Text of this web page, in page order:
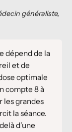
généraliste,
dépend de la
et de
optimale
compte 8 à
les grandes
la séance.
d'une